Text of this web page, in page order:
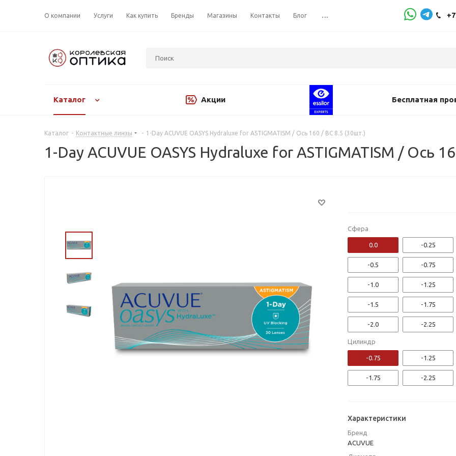
О компании Услуги Как купить Бренды Магазины Контакты Блог ...
Каталог Акции Бесплатная
Каталог - Контактные линзы - 1-Day ACUVUE OASYS Hydraluxe for ASTIGMATISM / Ось 160 / BC 8.5 (30шт.)
1-Day ACUVUE OASYS Hydraluxe for ASTIGMATISM / Ось
Сфера
0.0 -0.25
-0.5 -0.75
-1.0 -1.25
-1.5 -1.75
-2.0 -2.25
-2.5
-3.25
-3.5 -3.75
-4.5
-5.0
Цилиндр
-0.75 -1.25
-1.75 -2.25
Характеристики
Бренд
ACUVUE